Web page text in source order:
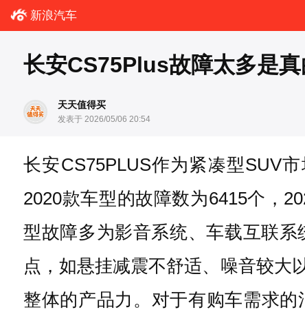
新浪汽车
长安CS75Plus故障太多是
天天值得买
发表于 2026/05/06 20:54
长安CS75PLUS作为紧凑型SUV
2020款车型的故障数为6415个，
型故障多为影音系统、车载互联
点，如悬挂减震不舒适、噪音较大
整体的产品力。对于有购车需求